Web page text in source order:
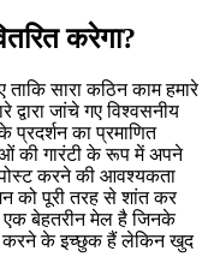
करेगा?
सारा कठिन काम हमारे
जांचे गए विश्वसनीय
प्रदर्शन का प्रमाणित
की गारंटी के रूप में अपने
करने की आवश्यकता
को पूरी तरह से शांत कर
एक बेहतरीन मेल है जिनके
करने के इच्छुक हैं लेकिन खुद